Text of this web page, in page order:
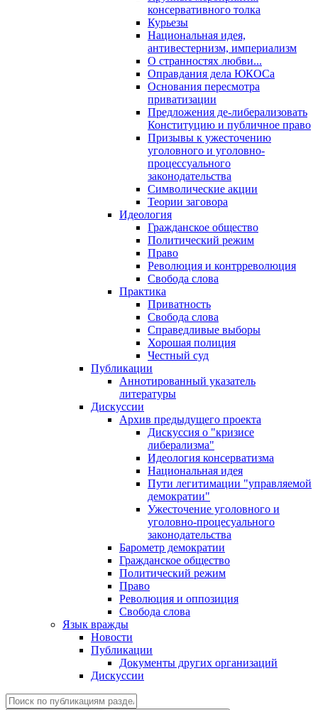
консервативного толка
Курьезы
Национальная идея,
антивестернизм, империализм
О странностях любви...
Оправдания дела ЮКОСа
Основания пересмотра
приватизации
Предложения де-либерализовать
Конституцию и публичное право
Призывы к ужесточению
уголовного и уголовно-
процессуального
законодательства
Символические акции
Теории заговора
Идеология
Гражданское общество
Политический режим
Право
Революция и контрреволюция
Свобода слова
Практика
Приватность
Свобода слова
Справедливые выборы
Хорошая полиция
Честный суд
Публикации
Аннотированный указатель
литературы
Дискуссии
Архив предыдущего проекта
Дискуссия о "кризисе
либерализма"
Идеология консерватизма
Национальная идея
Пути легитимации "управляемой
демократии"
Ужесточение уголовного и
уголовно-процесуального
законодательства
Барометр демократии
Гражданское общество
Политический режим
Право
Революция и оппозиция
Свобода слова
Язык вражды
Новости
Публикации
Документы других организаций
Дискуссии